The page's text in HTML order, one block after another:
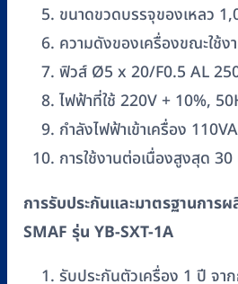
ขนาดขวดบรรจุของเหลว
ความดังของเครื่องขณะใช้ง
ฟิวส์ Ø5 x 20/F0.5 AL
ไฟฟ้าที่ใช้ 220V + 10%,
กำลังไฟฟ้าเข้าเครื่อง 110VA
การใช้งานต่อเนื่องสูงสุด 30
การรับประกันและมาตรฐานการ
SMAF รุ่น YB-SXT-1A
รับประกันตัวเครื่อง 1 ปี จา